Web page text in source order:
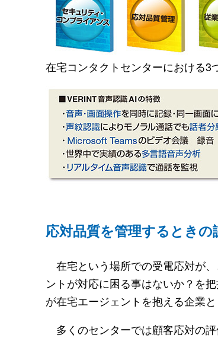
在宅コンタクトセンターにおける3
応対品質を管理するときの
在宅という場所での受電応対が
ントが対応に困る事はないか？を
が在宅エージェントを抱える企業と
多くのセンターでは顧客応対の